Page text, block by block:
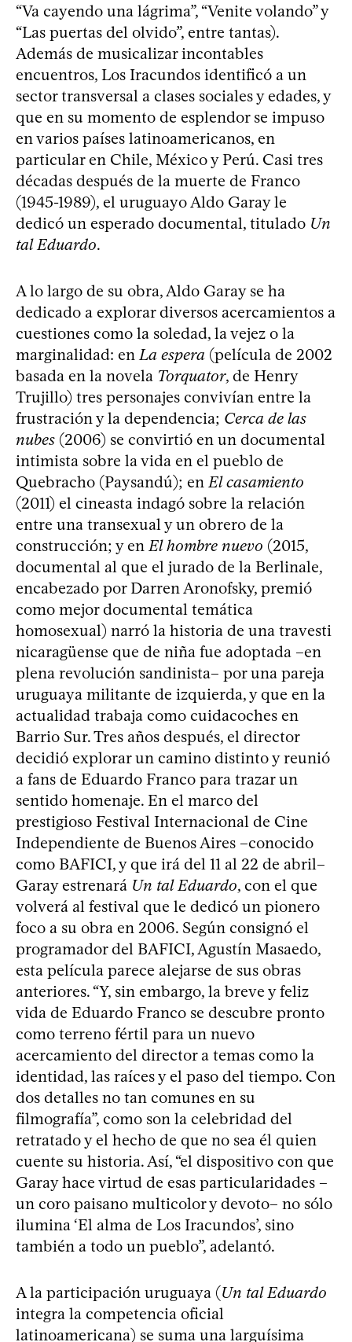
“Va cayendo una lágrima”, “Venite volando” y
“Las puertas del olvido”, entre tantas).
Además de musicalizar incontables
encuentros, Los Iracundos identificó a un
sector transversal a clases sociales y edades, y
que en su momento de esplendor se impuso
en varios países latinoamericanos, en
particular en Chile, México y Perú. Casi tres
décadas después de la muerte de Franco
(1945-1989), el uruguayo Aldo Garay le
dedicó un esperado documental, titulado Un
tal Eduardo.
A lo largo de su obra, Aldo Garay se ha
dedicado a explorar diversos acercamientos a
cuestiones como la soledad, la vejez o la
marginalidad: enLa espera (película de 2002
basada en la novela Torquator, de Henry
Trujillo) tres personajes convivían entre la
frustración y la dependencia; Cerca de las
nubes (2006) se convirtió en un documental
intimista sobre la vida en el pueblo de
Quebracho (Paysandú); enEl casamiento
(2011) el cineasta indagó sobre la relación
entre una transexual y un obrero de la
construcción; y enEl hombre nuevo (2015,
documental al que el jurado de la Berlinale,
encabezado por Darren Aronofsky, premió
como mejor documental temática
homosexual) narró la historia de una travesti
nicaragüense que de niña fue adoptada –en
plena revolución sandinista– por una pareja
uruguaya militante de izquierda, y que en la
actualidad trabaja como cuidacoches en
Barrio Sur. Tres años después, el director
decidió explorar un camino distinto y reunió
a fans de Eduardo Franco para trazar un
sentido homenaje. En el marco del
prestigioso Festival Internacional de Cine
Independiente de Buenos Aires –conocido
como BAFICI, y que irá del 11 al 22 de abril–
Garay estrenará Un tal Eduardo, con el que
volverá al festival que le dedicó un pionero
foco a su obra en 2006. Según consignó el
programador del BAFICI, Agustín Masaedo,
esta película parece alejarse de sus obras
anteriores. “Y, sin embargo, la breve y feliz
vida de Eduardo Franco se descubre pronto
como terreno fértil para un nuevo
acercamiento del director a temas como la
identidad, las raíces y el paso del tiempo. Con
dos detalles no tan comunes en su
filmografía”, como son la celebridad del
retratado y el hecho de que no sea él quien
cuente su historia. Así, “el dispositivo con que
Garay hace virtud de esas particularidades –
un coro paisano multicolor y devoto– no sólo
ilumina ‘El alma de Los Iracundos’, sino
también a todo un pueblo”, adelantó.
A la participación uruguaya (Un tal Eduardo
integra la competencia oficial
latinoamericana) se suma una larguísima